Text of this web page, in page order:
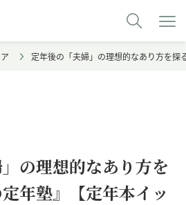
定年後の「夫婦」の理想的なあり方を
の理想的なあり方を
年塾』【定年本イッ